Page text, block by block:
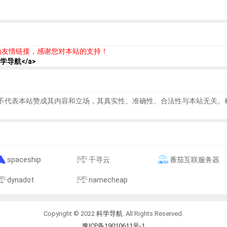
情链接，感谢您对本站的支持！
导航</a>
表本站赞成其内容和立场，其真实性、准确性、合法性与本站无关
spaceship 千寻云 番茄互联服务器
dynadot namecheap
Copyright © 2022 科学导航. All Rights Reserved.